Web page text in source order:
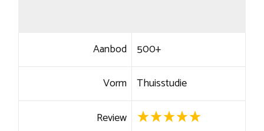
Aanbod 500+
Vorm Thuisstudie
Review